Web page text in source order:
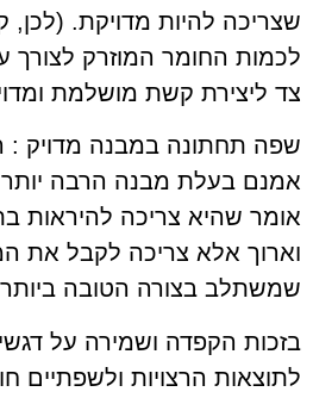
שצריכה להיות מדויקת. (לכן,
לכמות החומר המוזרק לצורך
צד ליצירת קשת מושלמת
שפה תחתונה במבנה מדויק :
אמנם בעלת מבנה הרבה יותר
אומר שהיא צריכה להיראות
וארוך אלא צריכה לקבל את
שמשתלב בצורה הטובה
בזכות הקפדה ושמירה על
לתוצאות הרצויות ולשפתיים